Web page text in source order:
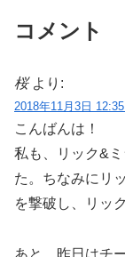
コメント
桜 より:
2018年11月3日
こんばんは！
私も、リック&
た。ちなみにリ
を撃破し、リッ
あと、昨日はチ